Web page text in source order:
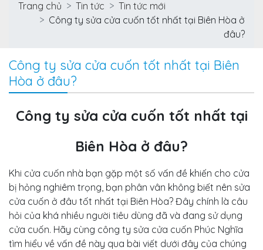
Trang chủ Tin tức
Tin tức mới
Công ty sửa cửa cuốn tốt nhất tại Biên Hòa ở
đâu?
Công ty sửa cửa cuốn tốt nhất tại Biên
Hòa ở đâu?
Công ty sửa cửa cuốn tốt nhất tại
Biên Hòa ở đâu?
Khi cửa cuốn nhà bạn gặp một số vấn đề khiến cho cửa
bị hỏng nghiêm trọng, bạn phân vân không biết nên sửa
cửa cuốn ở đâu tốt nhất tại Biên Hòa? Đây chính là câu
hỏi của khá nhiều người tiêu dùng đã và đang sử dụng
cửa cuốn. Hãy cùng công ty sửa cửa cuốn Phúc Nghĩa
tìm hiểu về vấn đề này qua bài viết dưới đây của chúng